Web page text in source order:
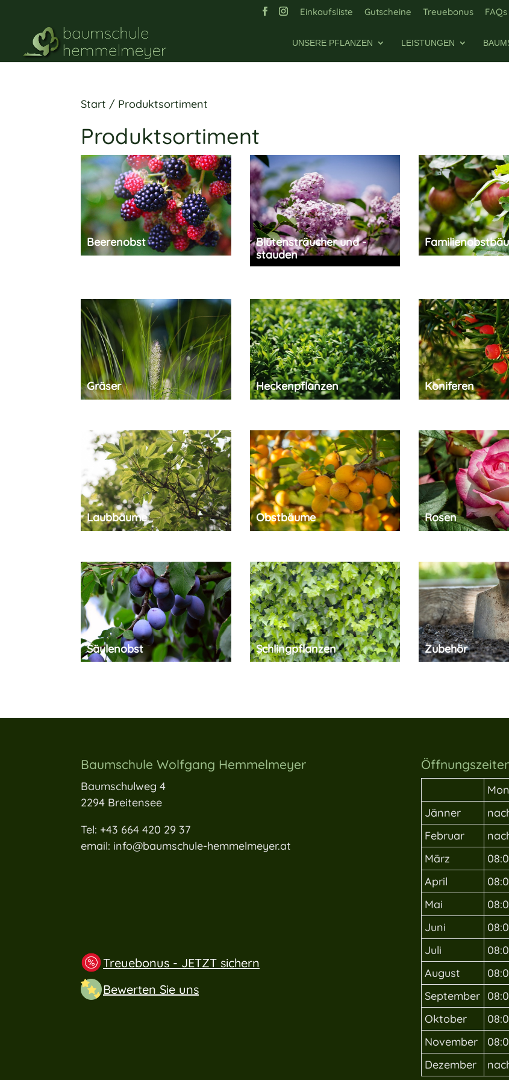
Einkaufsliste Gutscheine Treuebonus FAQs
UNSERE PFLANZEN LEISTUNGEN
Start / Produktsortiment
Produktsortiment
Beerenobst
Blütensträucher und -
stauden
Gräser Heckenpflanzen Koniferen
Laubbäume Obstbäume Rosen
Säulenobst Schlingpflanzen Zubehör
Baumschule Wolfgang Hemmelmeyer
Baumschulweg 4
2294 Breitensee
Tel: +43 664 420 29 37
email: info@baumschule-hemmelmeyer.at
Treuebonus - JETZT sichern
Bewerten Sie uns
Jänner
Februar
März
April
Mai
Juni
Juli
August
September
Oktober
November
Dezember